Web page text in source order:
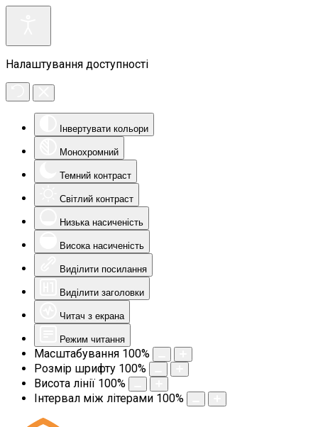
Налаштування доступності
Інвертувати кольори
Монохромний
Темний контраст
Світлий контраст
Низька насиченість
Висока насиченість
Виділити посилання
Виділити заголовки
Читач з екрана
Режим читання
Масштабування 100%
Розмір шрифту 100%
Висота лінії 100%
Інтервал між літерами 100%